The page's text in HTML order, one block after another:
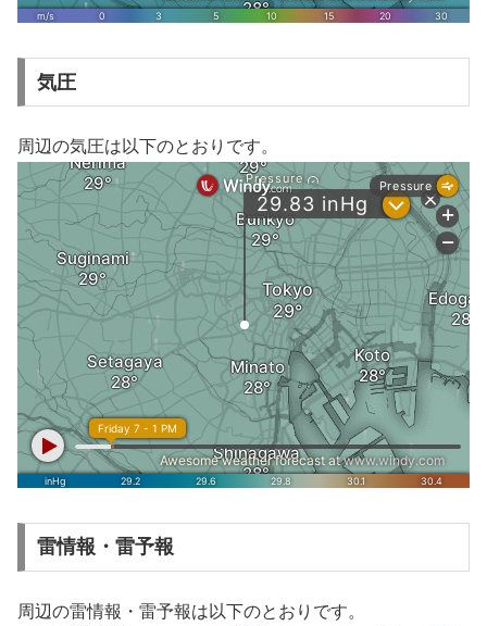
気圧
周辺の気圧は以下のとおりです。
雷情報・雷予報
周辺の雷情報・雷予報は以下のとおりです。